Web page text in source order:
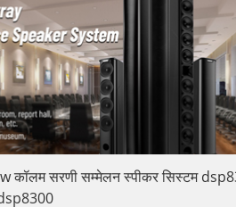
कॉलम सरणी सम्मेलन स्पीकर सिस्टम